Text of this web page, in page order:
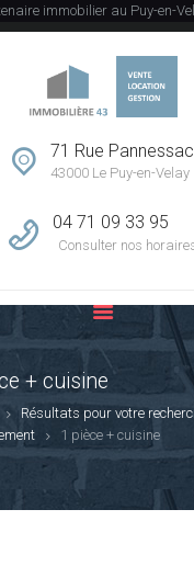
immobilier au Puy-en-
71 Rue Pannessac
43000 Le Puy-en-Velay
04 71 09 33 95
Consulter nos
+ cuisine
Résultats pour votre
1 pièce + cuisine